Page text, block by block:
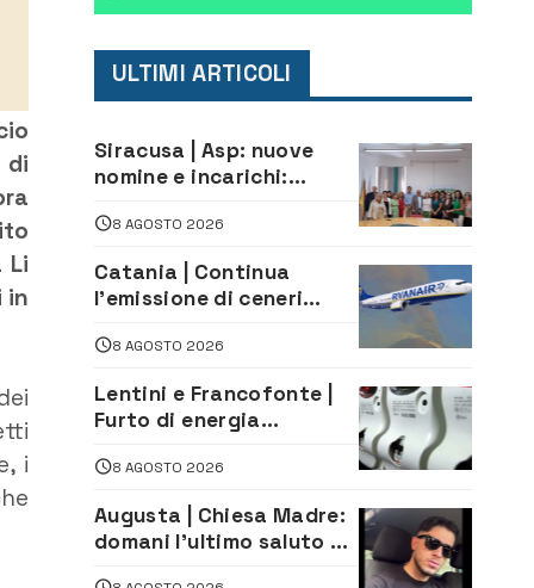
di
Li
in
i
ULTIMI ARTICOLI
Siracusa | Asp: nuove
nomine e incarichi:
di Sanità pubblica,
Matteliano al Servizio
Legale
8 AGOSTO 2026
Catania | Continua
l’emissione di ceneri
attività all’aeroporto di
8 AGOSTO 2026
Lentini e Francofonte |
Furto di energia
persone
8 AGOSTO 2026
Augusta | Chiesa Madre:
domani l’ultimo saluto ad